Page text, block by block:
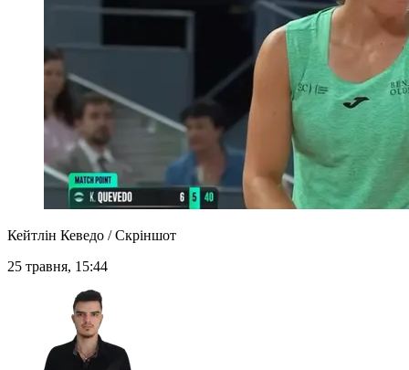
Кейтлін Кеведо / Скріншот
25 травня, 15:44